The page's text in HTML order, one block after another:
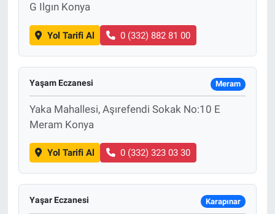
G Ilgın Konya
Yol Tarifi Al 0 (332) 882 81 00
Yaşam Eczanesi Meram
Yaka Mahallesi, Aşırefendi Sokak No:10 E
Meram Konya
Yol Tarifi Al 0 (332) 323 03 30
Yaşar Eczanesi Karapınar